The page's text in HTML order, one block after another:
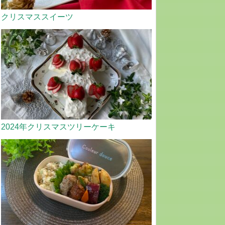
クリスマススイーツ
2024年クリスマスツリーケーキ